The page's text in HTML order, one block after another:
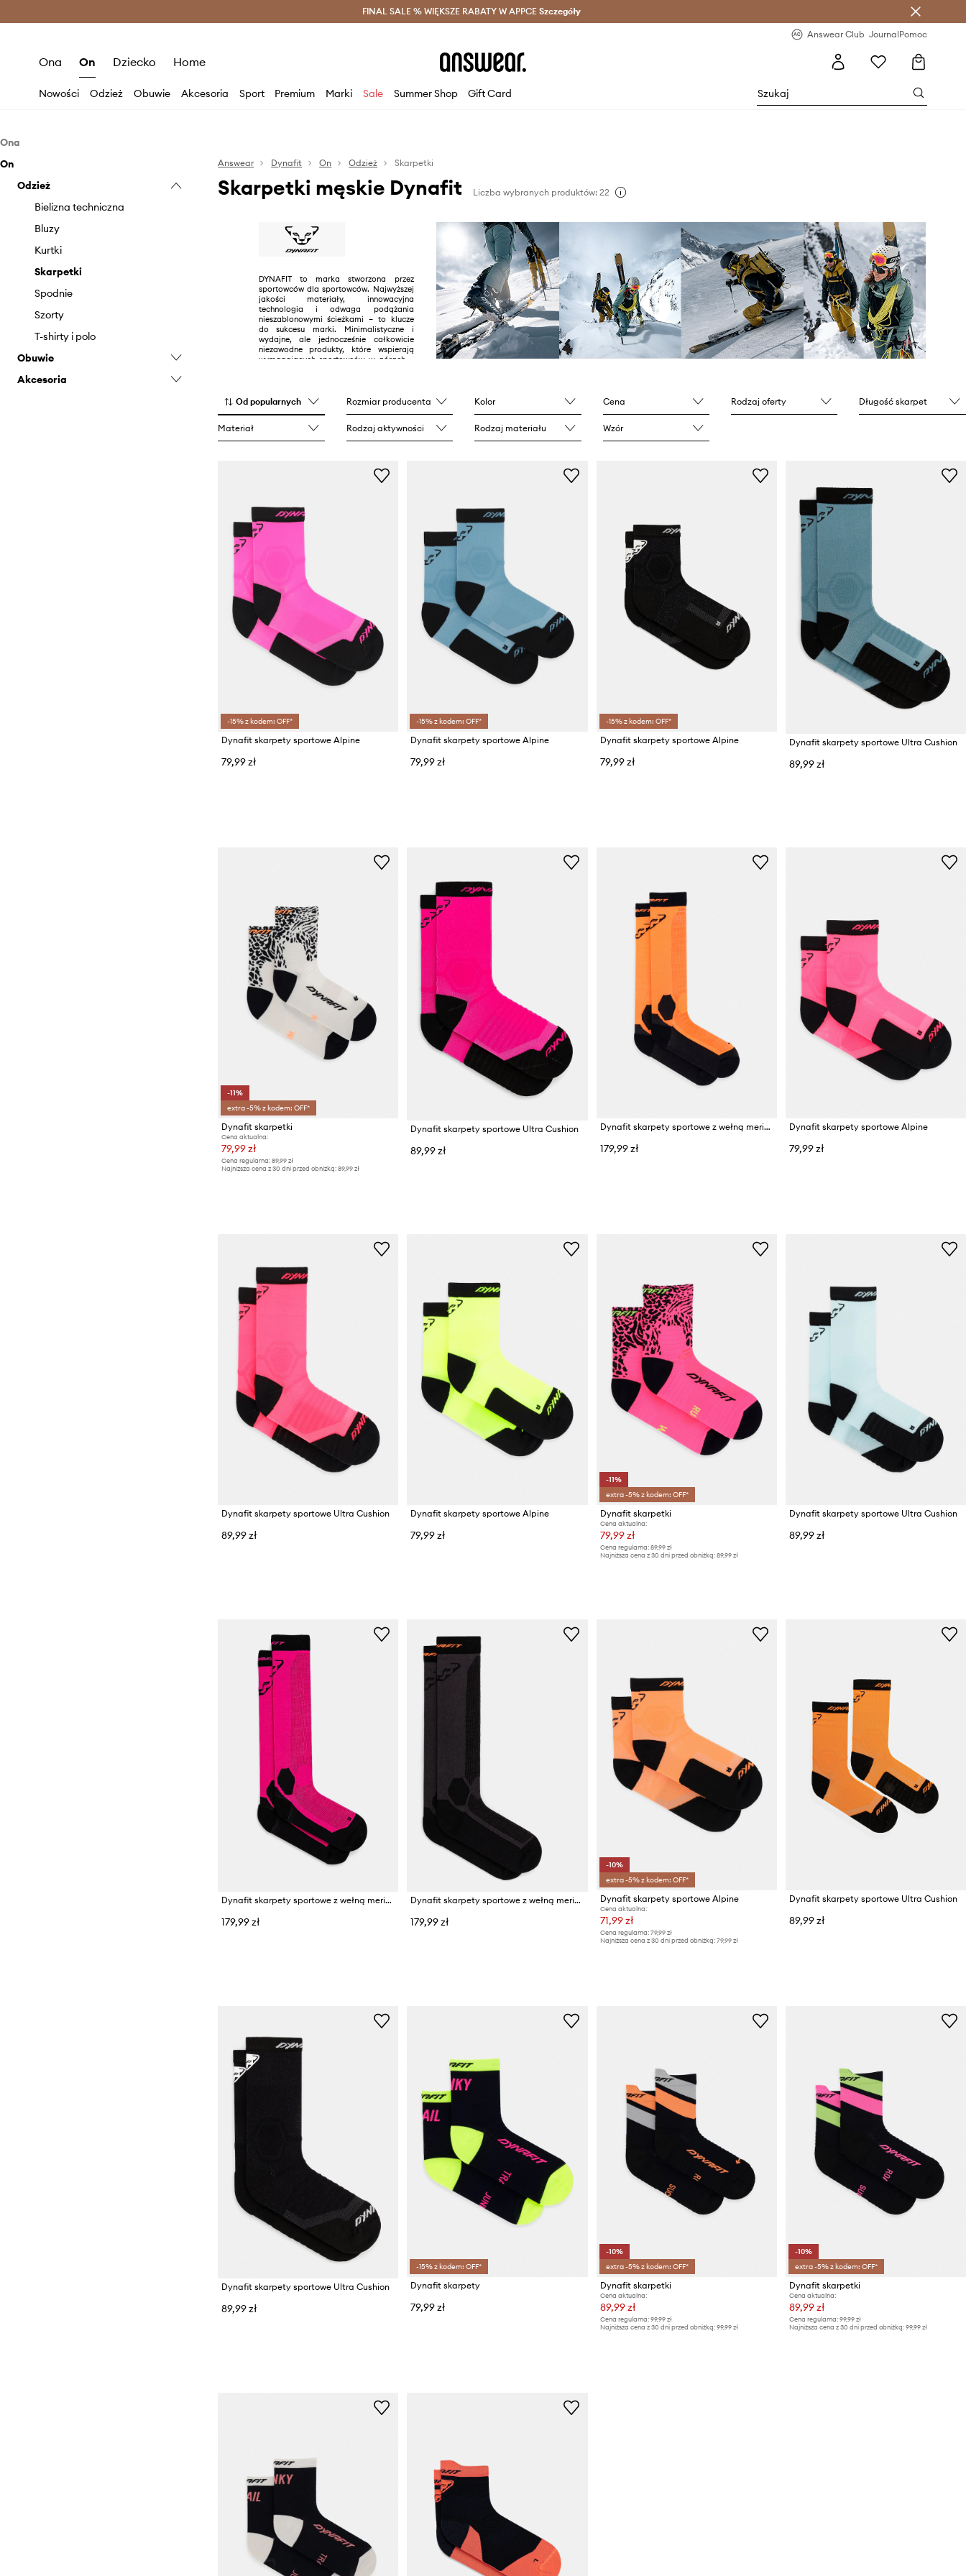
Oszczędzaj z Answear Club > Dostawa nawet w 24h >
FINAL SALE % WIĘKSZE RABATY W APPCE Szczegóły
Answear Club JournalPomoc
Ona On Dziecko Home
Nowości Odzież Obuwie Akcesoria Sport Premium Marki Sale Summer Shop Gift Card
Ona
Bielizna techniczna
Bluzy
Kurtki
Skarpetki
Spodnie i legginsy
Spódnice
Szorty
Topy i t-shirty
Obuwie
Buty trekkingowe
Śniegowce
Akcesoria
Czapki i kapelusze
Outdoor i turystyka
Plecaki
Rękawiczki
Sprzęt sportowy
Szaliki i chusty
Torby i walizki
On
Odzież
Bielizna techniczna
Bluzy
Kurtki
Skarpetki
Spodnie
Szorty
T-shirty i polo
Obuwie
Buty trekkingowe
Akcesoria
Answear Dynafit On Odzież Skarpetki
Skarpetki męskie Dynafit Liczba wybranych produktów: 22
DYNAFIT to marka stworzona przez
sportowców dla sportowców. Najwyższej
jakości materiały, innowacyjna
technologia i odwaga podążania
nieszablonowymi ścieżkami – to klucze
do sukcesu marki. Minimalistyczne i
wydajne, ale jednocześnie całkowicie
niezawodne produkty, które wspierają
wymagających sportowców w górach –
Od popularnych Rozmiar producenta Kolor Cena Rodzaj oferty Długość skarpet
Materiał Rodzaj aktywności Rodzaj materiału Wzór
-15% z kodem: OFF*
Dynafit skarpety sportowe Alpine
79,99 zł
-15% z kodem: OFF*
Dynafit skarpety sportowe Alpine
79,99 zł
-15% z kodem: OFF*
Dynafit skarpety sportowe Alpine
79,99 zł
Dynafit skarpety sportowe Ultra Cushion
89,99 zł
-11%
extra -5% z kodem: OFF*
Dynafit skarpetki
Cena aktualna:
79,99 zł
Cena regularna: 89,99 zł
Najniższa cena z 30 dni przed obniżką: 89,99 zł
Dynafit skarpety sportowe Ultra Cushion
89,99 zł
Dynafit skarpety sportowe z wełną merino Tour Warm Merino
179,99 zł
Dynafit skarpety sportowe Alpine
79,99 zł
Dynafit skarpety sportowe Ultra Cushion
89,99 zł
Dynafit skarpety sportowe Alpine
79,99 zł
-11%
extra -5% z kodem: OFF*
Dynafit skarpetki
Cena aktualna:
79,99 zł
Cena regularna: 89,99 zł
Najniższa cena z 30 dni przed obniżką: 89,99 zł
Dynafit skarpety sportowe Ultra Cushion
89,99 zł
Dynafit skarpety sportowe z wełną merino Tour Warm Merino
179,99 zł
Dynafit skarpety sportowe z wełną merino Tour Warm Merino
179,99 zł
-10%
extra -5% z kodem: OFF*
Dynafit skarpety sportowe Alpine
Cena aktualna:
71,99 zł
Cena regularna: 79,99 zł
Najniższa cena z 30 dni przed obniżką: 79,99 zł
Dynafit skarpety sportowe Ultra Cushion
89,99 zł
Dynafit skarpety sportowe Ultra Cushion
89,99 zł
-15% z kodem: OFF*
Dynafit skarpety
79,99 zł
-10%
extra -5% z kodem: OFF*
Dynafit skarpetki
Cena aktualna:
89,99 zł
Cena regularna: 99,99 zł
Najniższa cena z 30 dni przed obniżką: 99,99 zł
-10%
extra -5% z kodem: OFF*
Dynafit skarpetki
Cena aktualna:
89,99 zł
Cena regularna: 99,99 zł
Najniższa cena z 30 dni przed obniżką: 99,99 zł